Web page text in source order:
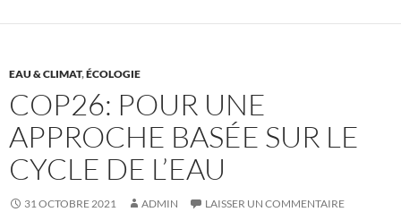
EAU & CLIMAT,ÉCOLOGIE
COP26: POUR UNE
APPROCHE BASÉE SUR LE
CYCLE DE L’EAU
31 OCTOBRE 2021 ADMIN LAISSER UN COMMENTAIRE